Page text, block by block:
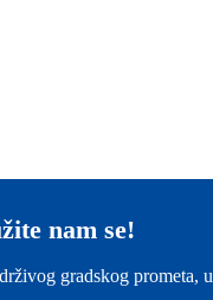
nam se!
gradskog prometa,